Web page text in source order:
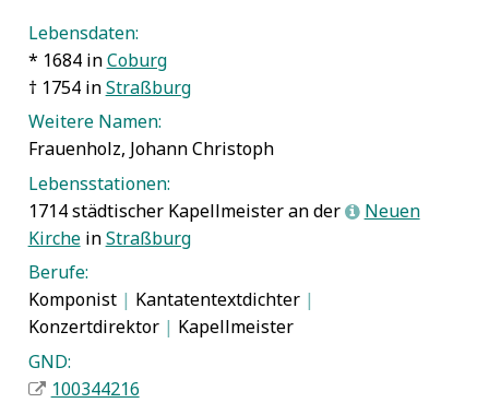
Lebensdaten:
* 1684 inCoburg
† 1754 inStraßburg
Weitere Namen:
Frauenholz, Johann Christoph
Lebensstationen:
1714 städtischer Kapellmeister an der L Neuen
KircheinStraßburg
Berufe:
Komponist | Kantatentextdichter |
Konzertdirektor | Kapellmeister
GND:
100344216